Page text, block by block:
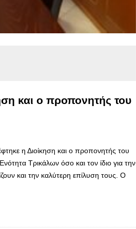
και ο προπονητής του
η Διοίκηση και ο προπονητής του
Τρικάλων όσο και τον ίδιο για την
και την καλύτερη επίλυση τους. Ο